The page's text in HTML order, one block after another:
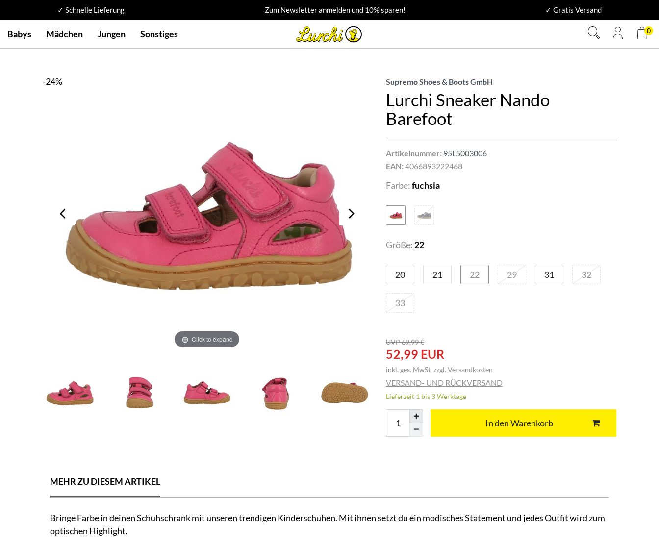
✓ Schnelle Lieferung Zum Newsletter anmelden und 10% sparen! ✓ Gratis Versand
Babys Mädchen Jungen Sonstiges 0
-24%
Click to expand
Supremo Shoes & Boots GmbH
Lurchi Sneaker Nando
Barefoot
Artikelnummer: 95L5003006
EAN: 4066893222468
Farbe:fuchsia
Größe: 22
20 21 22 29 31 32
33
UVP 69,99 €
52,99 EUR
inkl. ges. MwSt. zzgl. Versandkosten
VERSAND- UND RÜCKVERSAND
Lieferzeit 1 bis 3 Werktage
In den Warenkorb
MEHR ZU DIESEM ARTIKEL
Bringe Farbe in deinen Schuhschrank mit unseren trendigen Kinderschuhen. Mit ihnen setzt du ein modisches Statement und jedes Outfit wird zum
optischen Highlight.